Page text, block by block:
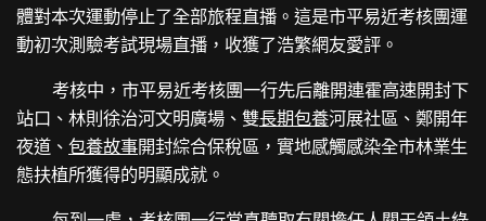
體對本次運動停止了全部旅程直播。這是市平易近考核團運
動初次測驗考試現場直播，收獲了浩繁網友愛評。
考核中，市平易近考核團一行先后離開連霍高速開封下
站口、林則徐治河文明廣場、雙長期包養河展社區、鄭開年
夜道、包養故事開封綜合保稅區，實地感觸感染全市林業生
態扶植所獲得的明顯成就。